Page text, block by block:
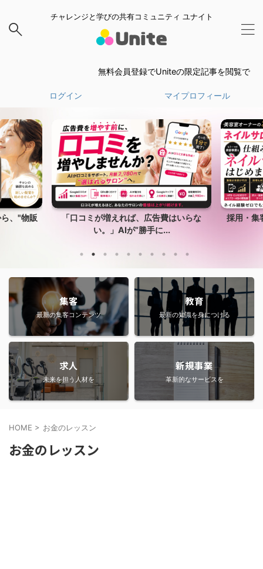
チャレンジと学びの共有コミュニティ ユナイト
無料会員登録でUniteの限定記事を閲覧できます。
ログイン マイプロフィール
、"物販
「口コミが増えれば、広告費はいらな
い。」AIが”勝手に...
採用・集
集客
最新の集客コンテンツ
教育
最新の知識を身につける
求人
未来を担う人材を
新規事業
革新的なサービスを
HOME > お金のレッスン
お金のレッスン